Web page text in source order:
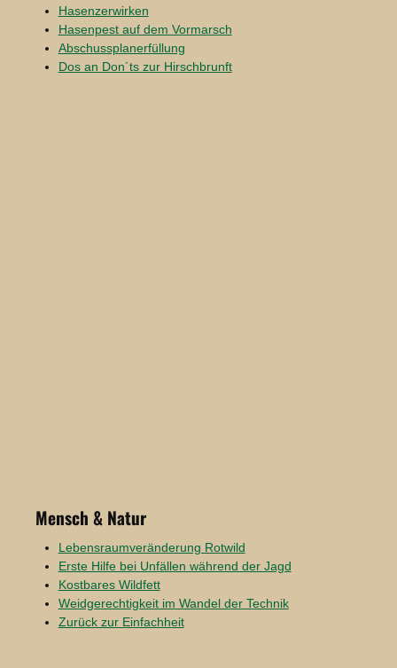
Hasenzerwirken
Hasenpest auf dem Vormarsch
Abschussplanerfüllung
Dos an Don´ts zur Hirschbrunft
Mensch & Natur
Lebensraumveränderung Rotwild
Erste Hilfe bei Unfällen während der Jagd
Kostbares Wildfett
Weidgerechtigkeit im Wandel der Technik
Zurück zur Einfachheit